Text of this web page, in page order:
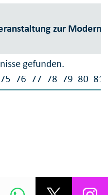
gefunden.
75 76 77 78 79 80 81
zur